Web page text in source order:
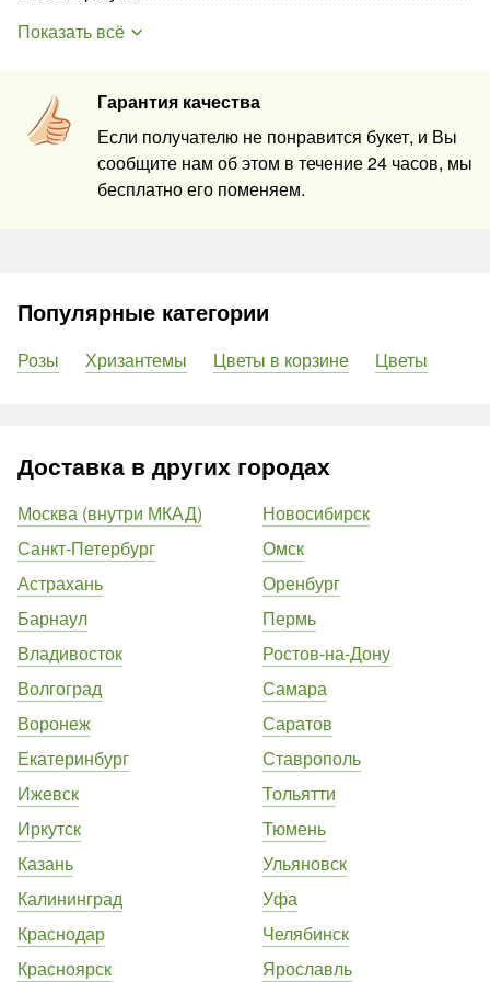
Гарантия качества
Если получателю не понравится букет, и Вы
сообщите нам об этом в течение 24 часов, мы
бесплатно его поменяем.
Показать всё
Популярные категории
Розы Хризантемы Цветы в корзине Цветы
Доставка в других городах
Москва (внутри МКАД)
Санкт-Петербург
Астрахань
Барнаул
Владивосток
Волгоград
Воронеж
Екатеринбург
Ижевск
Иркутск
Казань
Калининград
Краснодар
Красноярск
Новосибирск
Омск
Оренбург
Пермь
Ростов-на-Дону
Самара
Саратов
Ставрополь
Тольятти
Тюмень
Ульяновск
Уфа
Челябинск
Ярославль